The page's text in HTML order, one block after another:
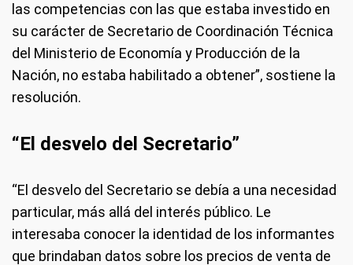
las competencias con las que estaba investido en
su carácter de Secretario de Coordinación Técnica
del Ministerio de Economía y Producción de la
Nación, no estaba habilitado a obtener”, sostiene la
resolución.
“El desvelo del Secretario”
“El desvelo del Secretario se debía a una necesidad
particular, más allá del interés público. Le
interesaba conocer la identidad de los informantes
que brindaban datos sobre los precios de venta de